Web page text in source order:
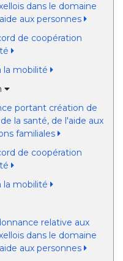
dans le domaine
aux personnes
de coopération
la mobilité
portant création de
la santé, de l'aide aux
familiales
de coopération
la mobilité
relative aux
dans le domaine
aux personnes